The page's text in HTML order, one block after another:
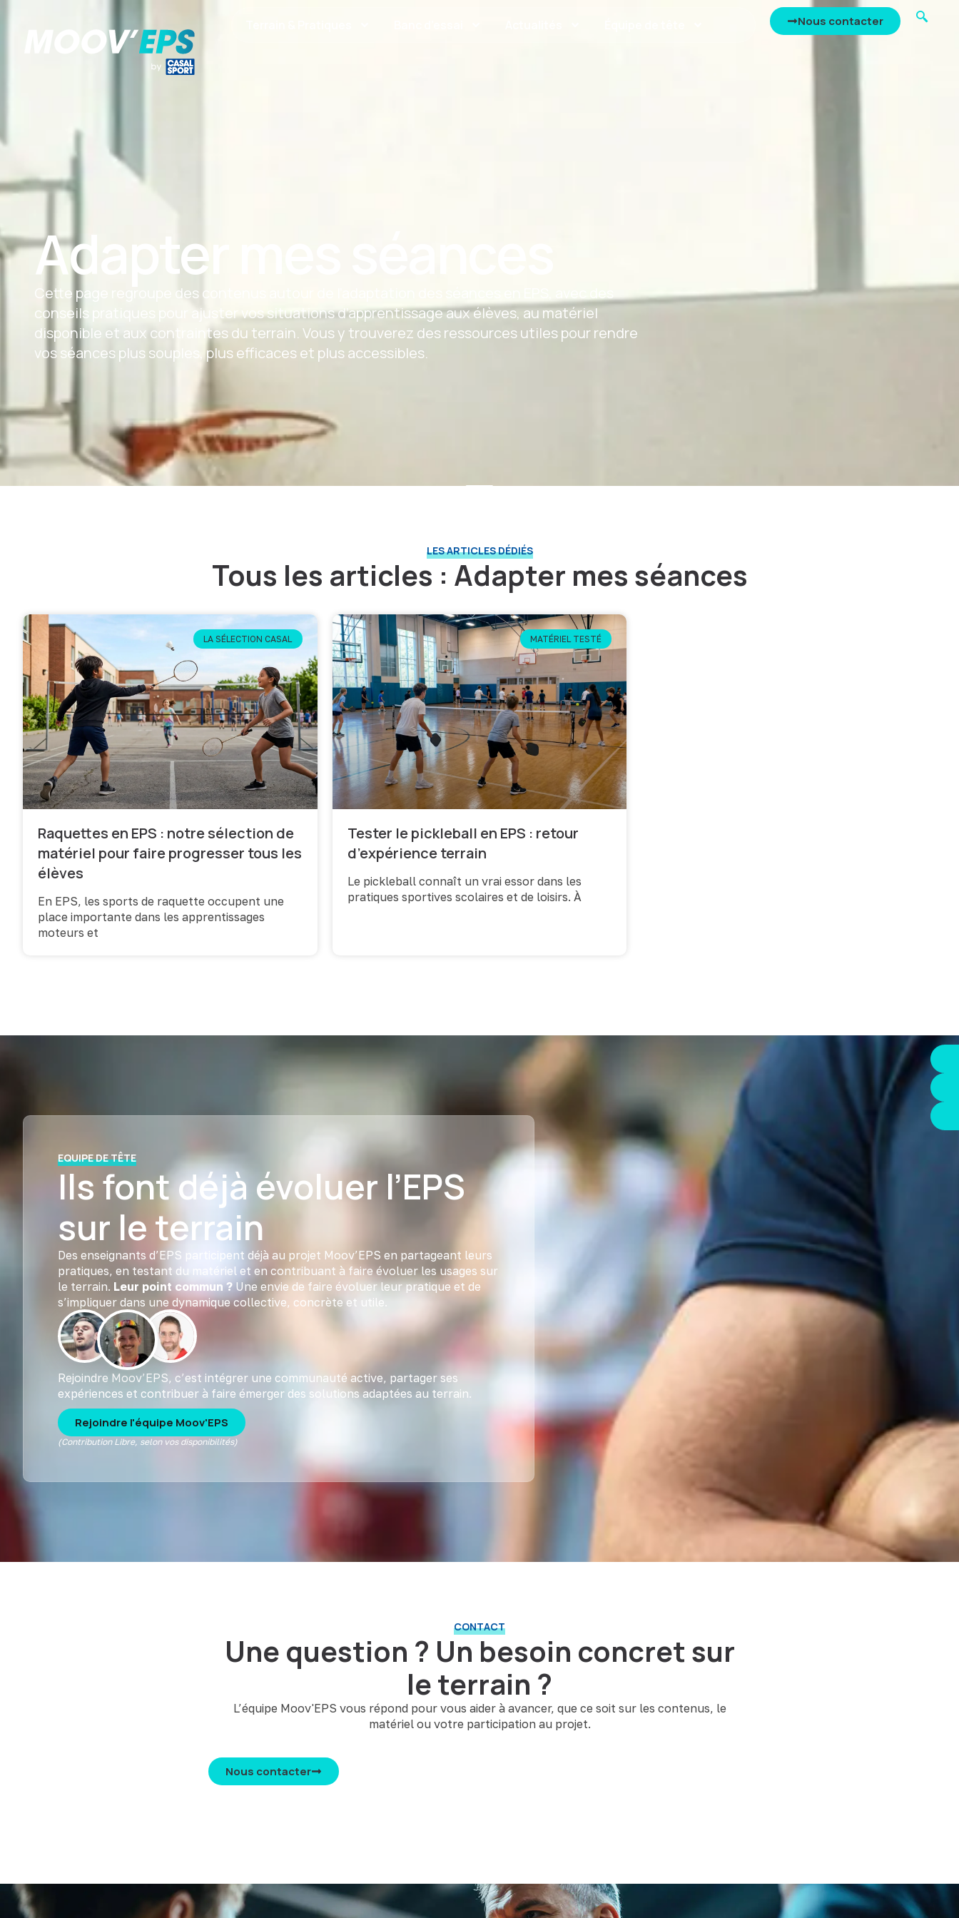
Nous contacter
Adapter mes séances
Cette page regroupe des contenus autour de l’adaptation des séances en EPS, avec des
conseils pratiques pour ajuster vos situations d’apprentissage aux élèves, au matériel
disponible et aux contraintes du terrain. Vous y trouverez des ressources utiles pour rendre
vos séances plus souples, plus efficaces et plus accessibles.
LES ARTICLES DÉDIÉS
Tous les articles : Adapter mes séances
LA SÉLECTION CASAL
Raquettes en EPS : notre sélection de
matériel pour faire progresser tous les
élèves
En EPS, les sports de raquette occupent une
place importante dans les apprentissages
moteurs et
MATÉRIEL TESTÉ
Tester le pickleball en EPS : retour
d’expérience terrain
Le pickleball connaît un vrai essor dans les
pratiques sportives scolaires et de loisirs. À
EQUIPE DE TÊTE
Ils font déjà évoluer l’EPS
sur le terrain
Des enseignants d’EPS participent déjà au projet Moov’EPS en partageant leurs
pratiques, en testant du matériel et en contribuant à faire évoluer les usages sur
le terrain. Leur point commun ? Une envie de faire évoluer leur pratique et de
s’impliquer dans une dynamique collective, concrète et utile.
Rejoindre Moov’EPS, c’est intégrer une communauté active, partager ses
expériences et contribuer à faire émerger des solutions adaptées au terrain.
Rejoindre l'équipe Moov'EPS
(Contribution Libre, selon vos disponibilités)
CONTACT
Une question ? Un besoin concret sur
le terrain ?
L’équipe Moov'EPS vous répond pour vous aider à avancer, que ce soit sur les contenus, le
matériel ou votre participation au projet.
Nous contacter